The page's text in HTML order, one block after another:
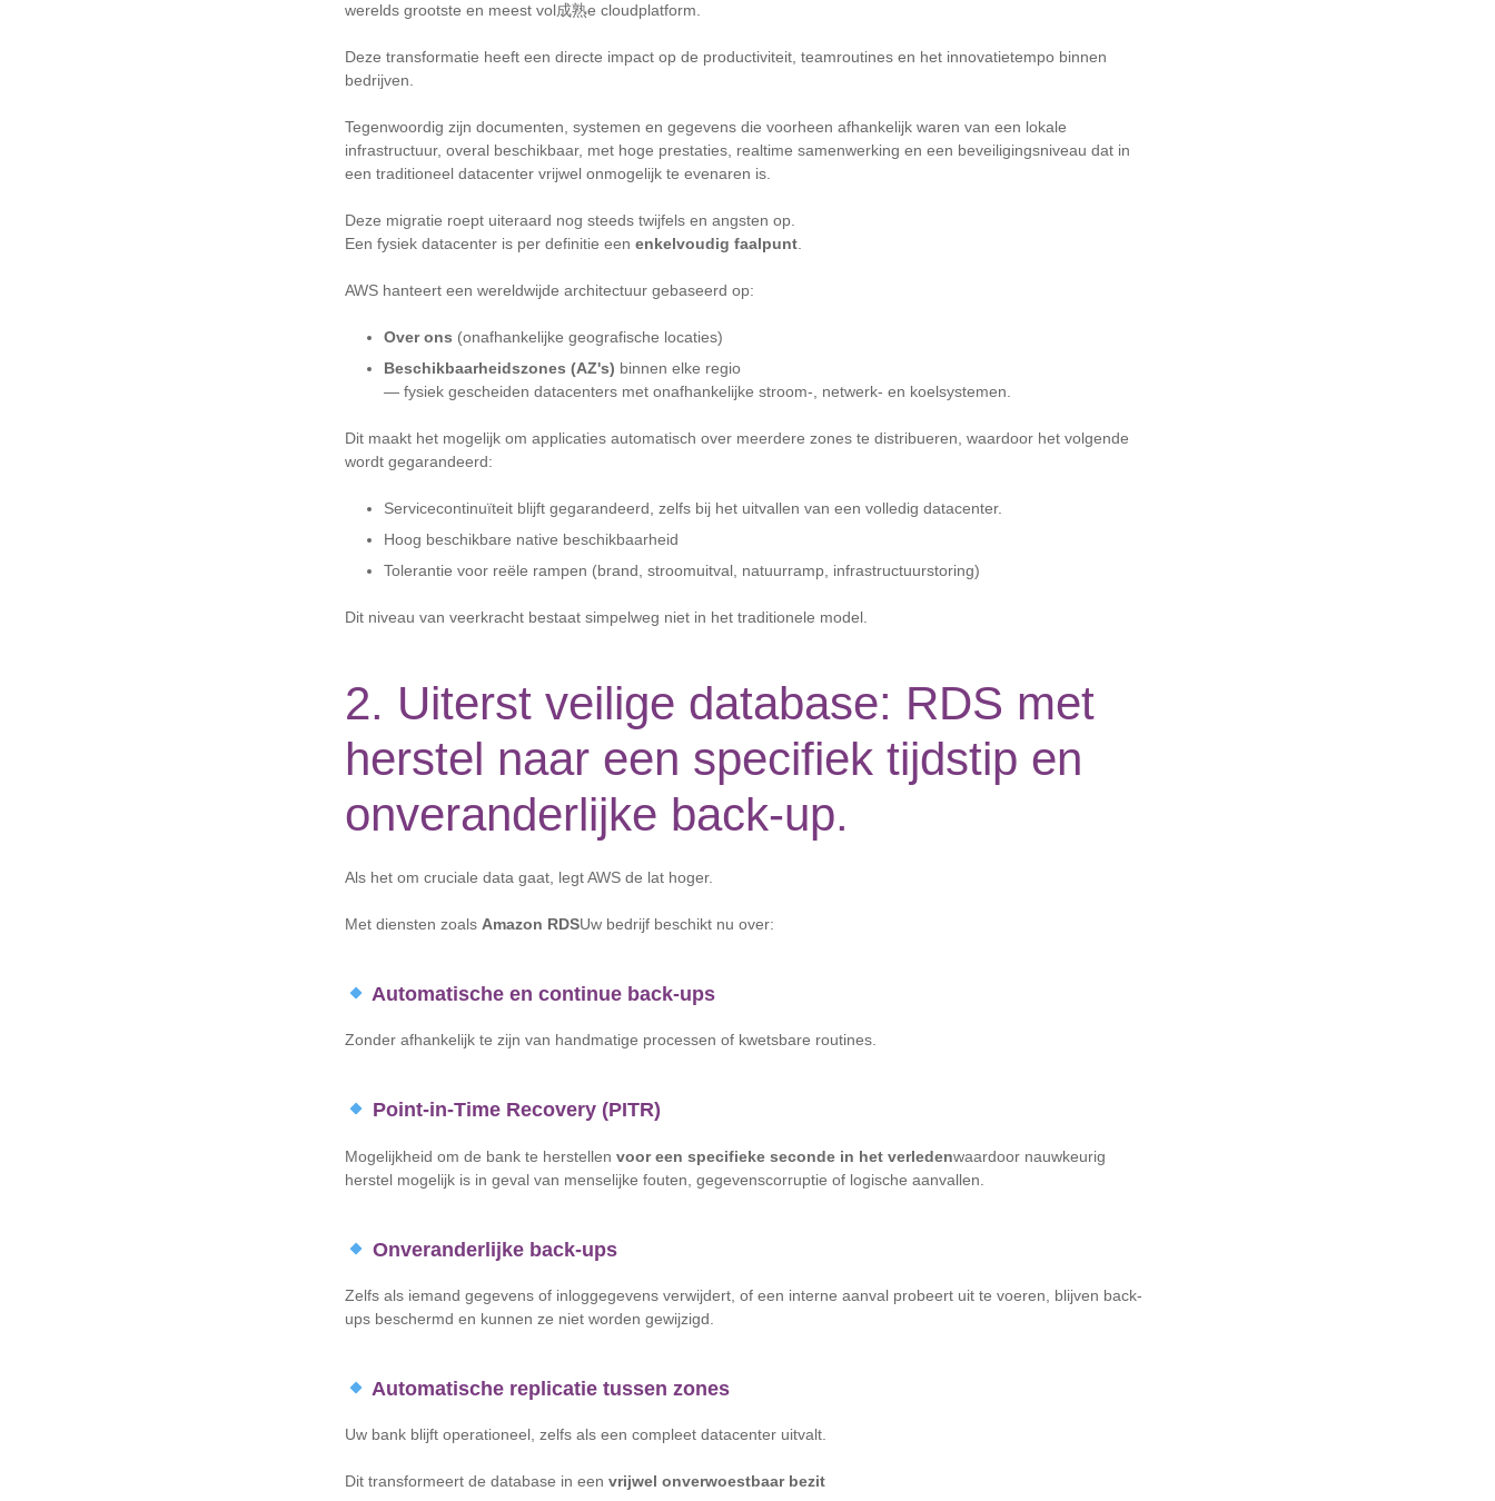
werelds grootste en meest vol成熟e cloudplatform.
Deze transformatie heeft een directe impact op de productiviteit, teamroutines en het innovatietempo binnen
bedrijven.
Tegenwoordig zijn documenten, systemen en gegevens die voorheen afhankelijk waren van een lokale
infrastructuur, overal beschikbaar, met hoge prestaties, realtime samenwerking en een beveiligingsniveau dat in
een traditioneel datacenter vrijwel onmogelijk te evenaren is.
Deze migratie roept uiteraard nog steeds twijfels en angsten op.
Een fysiek datacenter is per definitie een enkelvoudig faalpunt.
AWS hanteert een wereldwijde architectuur gebaseerd op:
Over ons (onafhankelijke geografische locaties)
Beschikbaarheidszones (AZ's) binnen elke regio
— fysiek gescheiden datacenters met onafhankelijke stroom-, netwerk- en koelsystemen.
Dit maakt het mogelijk om applicaties automatisch over meerdere zones te distribueren, waardoor het volgende
wordt gegarandeerd:
Servicecontinuïteit blijft gegarandeerd, zelfs bij het uitvallen van een volledig datacenter.
Hoog beschikbare native beschikbaarheid
Tolerantie voor reële rampen (brand, stroomuitval, natuurramp, infrastructuurstoring)
Dit niveau van veerkracht bestaat simpelweg niet in het traditionele model.
2. Uiterst veilige database: RDS met
herstel naar een specifiek tijdstip en
onveranderlijke back-up.
Als het om cruciale data gaat, legt AWS de lat hoger.
Met diensten zoals Amazon RDSUw bedrijf beschikt nu over:
Automatische en continue back-ups
Zonder afhankelijk te zijn van handmatige processen of kwetsbare routines.
Point-in-Time Recovery (PITR)
Mogelijkheid om de bank te herstellen voor een specifieke seconde in het verledenwaardoor nauwkeurig
herstel mogelijk is in geval van menselijke fouten, gegevenscorruptie of logische aanvallen.
Onveranderlijke back-ups
Zelfs als iemand gegevens of inloggegevens verwijdert, of een interne aanval probeert uit te voeren, blijven back-
ups beschermd en kunnen ze niet worden gewijzigd.
Automatische replicatie tussen zones
Uw bank blijft operationeel, zelfs als een compleet datacenter uitvalt.
Dit transformeert de database in een vrijwel onverwoestbaar bezit